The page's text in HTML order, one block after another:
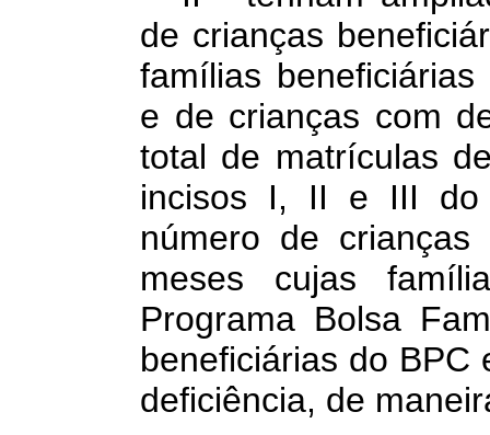
de crianças
famílias
e de crianças com
total de matrículas
incisos I, II e III
número de
meses cujas
Programa Bolsa
beneficiárias do BPC
deficiência, de